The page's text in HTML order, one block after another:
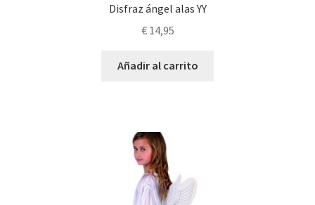
Disfraz ángel alas YY
€14,95
Añadir al carrito